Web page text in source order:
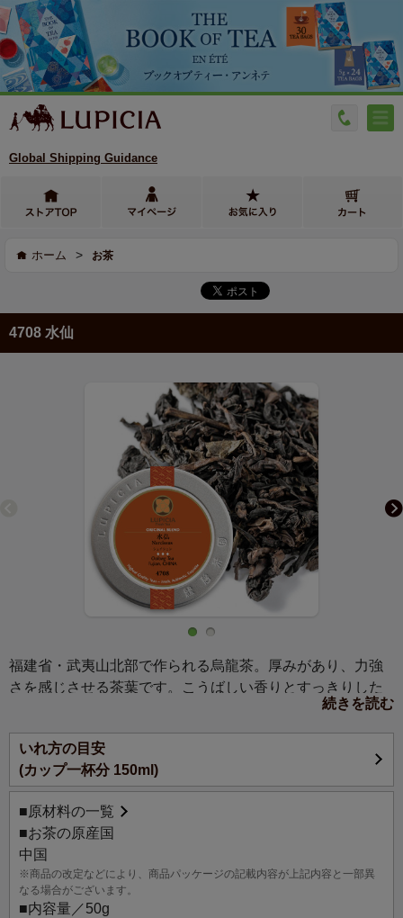
Global Shipping Guidance
ホーム > お茶
4708 水仙
福建省・武夷山北部で作られる烏龍茶。厚みがあり、力強
さを感じさせる茶葉です。こうばしい香りとすっきりした
渋みが特徴です。後味がさわやかなので、脂っこい料理に
もぴったりです。
続きを読む
いれ方の目安
(カップ一杯分 150ml)
■原材料の一覧
■お茶の原産国
中国
※商品の改定などにより、商品パッケージの記載内容が上記内容と一部異
なる場合がございます。
■内容量／50g